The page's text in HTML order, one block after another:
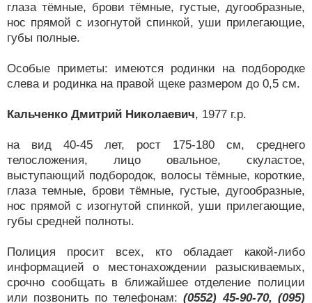
глаза тёмные, брови тёмные, густые, дугообразные,
нос прямой с изогнутой спинкой, уши прилегающие,
губы полные.
Особые приметы: имеются родинки на подбородке
слева и родинка на правой щеке размером до 0,5 см.
Кальченко Дмитрий Николаевич, 1977 г.р.
на вид 40-45 лет, рост 175-180 см, среднего
телосложения, лицо овальное, скуластое,
выступающий подбородок, волосы тёмные, короткие,
глаза темные, брови тёмные, густые, дугообразные,
нос прямой с изогнутой спинкой, уши прилегающие,
губы средней полноты.
Полиция просит всех, кто обладает какой-либо
информацией о местонахождении разыскиваемых,
срочно сообщать в ближайшее отделение полиции
или позвонить по телефонам: (0552) 45-90-70, (095)